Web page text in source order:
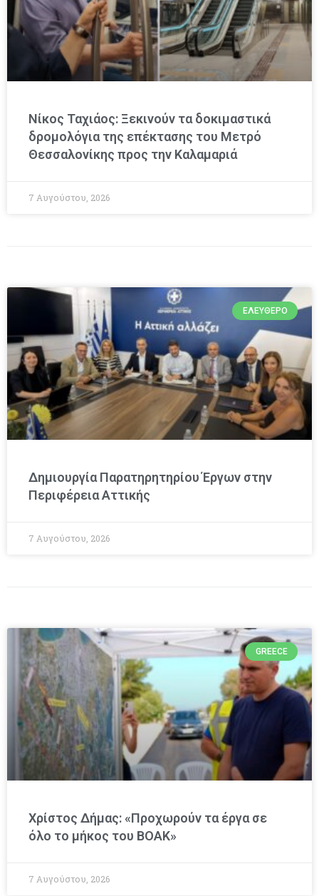
Νίκος Ταχιάος: Ξεκινούν τα δοκιμαστικά
δρομολόγια της επέκτασης του Μετρό
Θεσσαλονίκης προς την Καλαμαριά
7 Αυγούστου, 2026
ΕΛΕΎΘΕΡΟ
Δημιουργία Παρατηρητηρίου Έργων στην
Περιφέρεια Αττικής
7 Αυγούστου, 2026
GREECE
Χρίστος Δήμας: «Προχωρούν τα έργα σε
όλο το μήκος του ΒΟΑΚ»
7 Αυγούστου, 2026